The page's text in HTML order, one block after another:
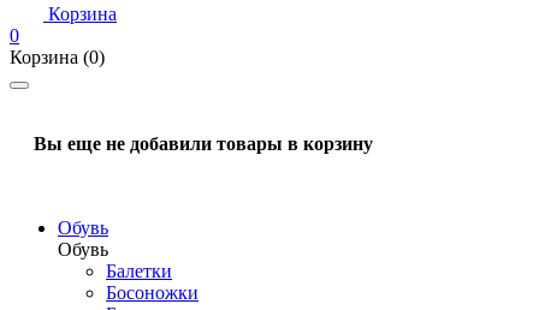
Корзина
0
Корзина (0)
Вы еще не добавили товары в корзину
Обувь
Обувь
Балетки
Босоножки